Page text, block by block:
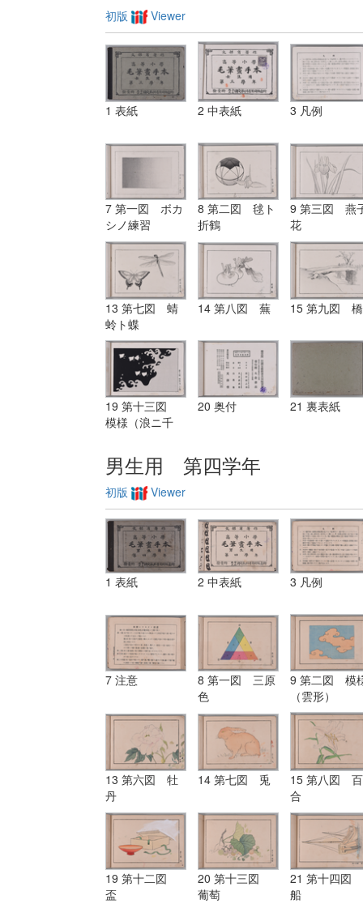
初版 Viewer
1 表紙 2 中表紙 3 凡例
7 第一図 ボカ
シノ練習
8 第二図 毬ト
折鶴
9 第三図 燕
花
13 第七図 蜻
蛉ト蝶
14 第八図 蕪 15 第九図 橋
19 第十三図
模様（浪ニ千
20 奥付 21 裏表紙
男生用 第四学年
初版 Viewer
1 表紙 2 中表紙 3 凡例
7 注意
8 第一図 三原
色
9 第二図 模
（雲形）
13 第六図 牡
丹
14 第七図 兎
15 第八図 百
合
19 第十二図
盃
20 第十三図
葡萄
21 第十四図
船